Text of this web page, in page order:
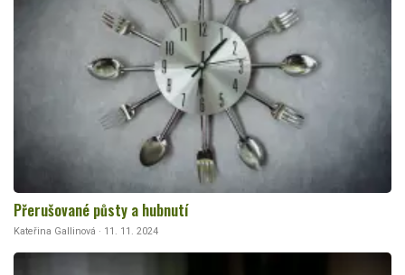
Přerušované půsty a hubnutí
Kateřina Gallinová · 11. 11. 2024